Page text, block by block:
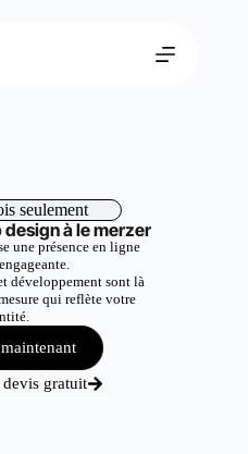
seulement
à le merzer
une présence en ligne
développement sont là
qui reflète votre
gratuit